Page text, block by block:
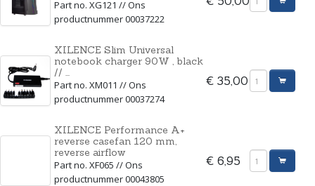
Part no. XG121 // Ons
productnummer 00037222
XILENCE Slim Universal
notebook charger 90W , black
// ...
Part no. XM011 // Ons
productnummer 00037274
€ 35,00
XILENCE Performance A+
reverse casefan 120 mm,
reverse airflow
Part no. XF065 // Ons
productnummer 00043805
€ 6,95